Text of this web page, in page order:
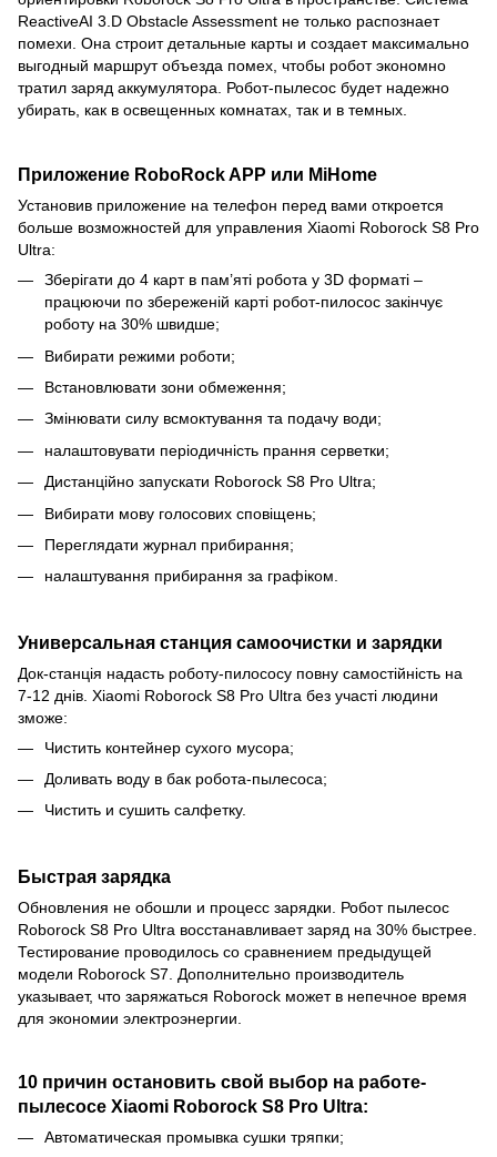
ReactiveAI 3.D Obstacle Assessment не только распознает
помехи. Она строит детальные карты и создает максимально
выгодный маршрут объезда помех, чтобы робот экономно
тратил заряд аккумулятора. Робот-пылесос будет надежно
убирать, как в освещенных комнатах, так и в темных.
Приложение RoboRock APP или MiHome
Установив приложение на телефон перед вами откроется
больше возможностей для управления Xiaomi Roborock S8 Pro
Ultra:
Зберігати до 4 карт в пам’яті робота у 3D форматі –
працюючи по збереженій карті робот-пилосос закінчує
роботу на 30% швидше;
Вибирати режими роботи;
Встановлювати зони обмеження;
Змінювати силу всмоктування та подачу води;
налаштовувати періодичність прання серветки;
Дистанційно запускати Roborock S8 Pro Ultra;
Вибирати мову голосових сповіщень;
Переглядати журнал прибирання;
налаштування прибирання за графіком.
Универсальная станция самоочистки и зарядки
Док-станція надасть роботу-пилососу повну самостійність на
7-12 днів. Xiaomi Roborock S8 Pro Ultra без участі людини
зможе:
Чистить контейнер сухого мусора;
Доливать воду в бак робота-пылесоса;
Чистить и сушить салфетку.
Быстрая зарядка
Обновления не обошли и процесс зарядки. Робот пылесос
Roborock S8 Pro Ultra восстанавливает заряд на 30% быстрее.
Тестирование проводилось со сравнением предыдущей
модели Roborock S7. Дополнительно производитель
указывает, что заряжаться Roborock может в непечное время
для экономии электроэнергии.
10 причин остановить свой выбор на работе-
пылесосе Xiaomi Roborock S8 Pro Ultra:
Автоматическая промывка сушки тряпки;